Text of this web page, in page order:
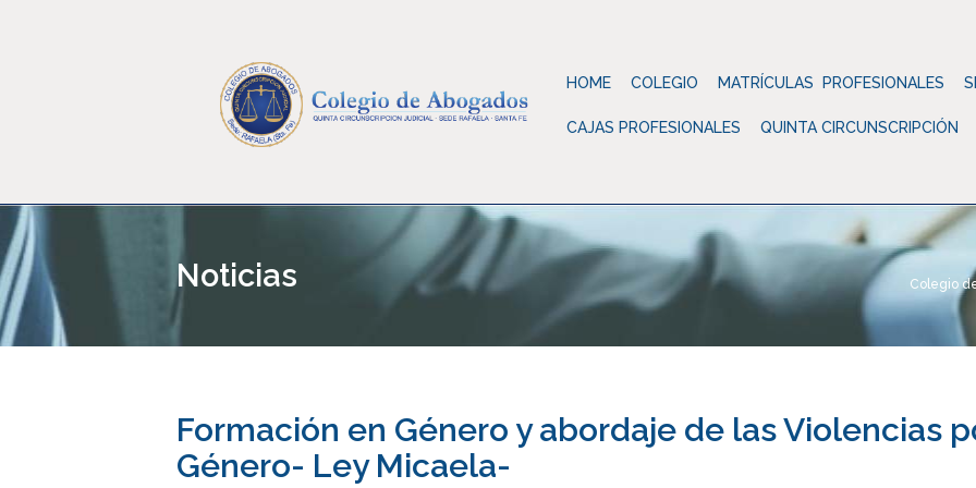
HOME COLEGIO MATRÍCULAS PROFESIONALES
CAJAS PROFESIONALES QUINTA CIRCUNSCRIPCIÓN
Noticias Colegio
Formación en Género y abordaje de las Violencias
Género- Ley Micaela-